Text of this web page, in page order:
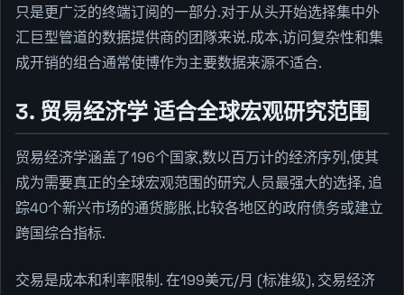
只是更广泛的终端订阅的一部分.对于从头开始选择集中外
汇巨型管道的数据提供商的团隊来说.成本,访问复杂性和集
成开销的组合通常使博作为主要数据来源不适合.
3. 贸易经济学 适合全球宏观研究范围
贸易经济学涵盖了196个国家,数以百万计的经济序列,使其
成为需要真正的全球宏观范围的研究人员最强大的选择, 追
踪40个新兴市场的通货膨胀,比较各地区的政府债务或建立
跨国综合指标.
交易是成本和利率限制. 在199美元/月 (标准级), 交易经济